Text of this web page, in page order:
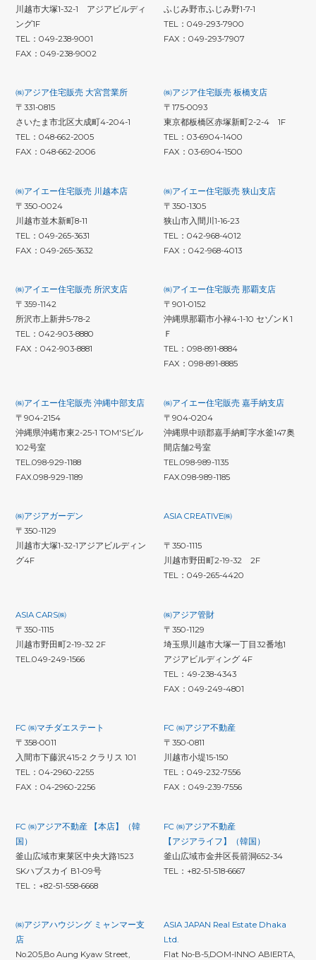
川越市大塚1-32-1 アジアビルディ
ング1F
TEL：049-238-9001
FAX：049-238-9002
ふじみ野市ふじみ野1-7-1
TEL：049-293-7900
FAX：049-293-7907
㈱アジア住宅販売 大宮営業所
〒331-0815
さいたま市北区大成町4-204-1
TEL：048-662-2005
FAX：048-662-2006
㈱アジア住宅販売 板橋支店
〒175-0093
東京都板橋区赤塚新町2-2-4 1F
TEL：03-6904-1400
FAX：03-6904-1500
㈱アイエー住宅販売 川越本店
〒350-0024
川越市並木新町8-11
TEL：049-265-3631
FAX：049-265-3632
㈱アイエー住宅販売 狭山支店
〒350-1305
狭山市入間川1-16-23
TEL：042-968-4012
FAX：042-968-4013
㈱アイエー住宅販売 所沢支店
〒359-1142
所沢市上新井5-78-2
TEL：042-903-8880
FAX：042-903-8881
㈱アイエー住宅販売 那覇支店
〒901-0152
沖縄県那覇市小禄4-1-10 セゾンＫ1
Ｆ
TEL：098-891-8884
FAX：098-891-8885
㈱アイエー住宅販売 沖縄中部支店
〒904-2154
沖縄県沖縄市東2-25-1 TOM'Sビル
102号室
TEL.098-929-1188
FAX.098-929-1189
㈱アイエー住宅販売 嘉手納支店
〒904-0204
沖縄県中頭郡嘉手納町字水釜147奥
間店舗2号室
TEL.098-989-1135
FAX.098-989-1185
㈱アジアガーデン
〒350-1129
川越市大塚1-32-1アジアビルディン
グ4F
ASIA CREATIVE㈱
〒350-1115
川越市野田町2-19-32 2F
TEL：049-265-4420
ASIA CARS㈱
〒350-1115
川越市野田町2-19-32 2F
TEL.049-249-1566
㈱アジア管財
〒350-1129
埼玉県川越市大塚一丁目32番地1
アジアビルディング 4F
TEL：49-238-4343
FAX：049-249-4801
FC ㈱マチダエステート
〒358-0011
入間市下藤沢415-2 クラリス 101
TEL：04-2960-2255
FAX：04-2960-2256
FC ㈱アジア不動産
〒350-0811
川越市小堤15-150
TEL：049-232-7556
FAX：049-239-7556
FC ㈱アジア不動産 【本店】（韓
国）
釜山広域市東莱区中央大路1523
SKハブスカイ B1-09号
TEL：+82-51-558-6668
FC ㈱アジア不動産
【アジアライフ】（韓国）
釜山広域市金井区長箭洞652-34
TEL：+82-51-518-6667
㈱アジアハウジング ミャンマー支
店
No.205,Bo Aung Kyaw Street,
ASIA JAPAN Real Estate Dhaka
Ltd.
Flat No-B-5,DOM-INNO ABIERTA,